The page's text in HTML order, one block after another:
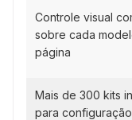
Controle visual
sobre cada
página
Mais de 300 kits
para configuração